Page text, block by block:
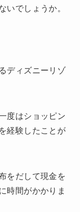
いでしょうか。
ディズニーリゾ
度はショッピン
経験したことが
をだして現金を
時間がかかりま